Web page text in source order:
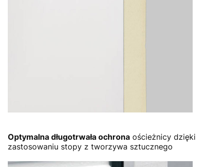
Optymalna długotrwała ochrona ościeżnicy dzięki
zastosowaniu stopy z tworzywa sztucznego